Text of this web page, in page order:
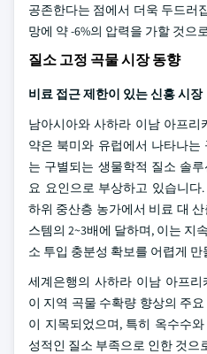
공존한다는 점에서 더욱 두드러
망에 약 -6%의 압력을 가할 것으
질소 고정 곡물 시장 동향
비료 접근 제한이 있는 신흥 시장
남아시아와 사하라 이남 아프리
약은 북미와 유럽에서 나타나는
는 구별되는 생물학적 질소 솔
요 요인으로 부상하고 있습니다
하위 중산층 농가에서 비료 대
스템의 2~3배에 달하며, 이는 지
소 투입 충분성 확보를 어렵게
세계은행의 사하라 이남 아프
이 지역 곡물 수확량 향상의 주
이 지목되었으며, 특히 옥수수
성적인 질소 부족으로 인한 것으